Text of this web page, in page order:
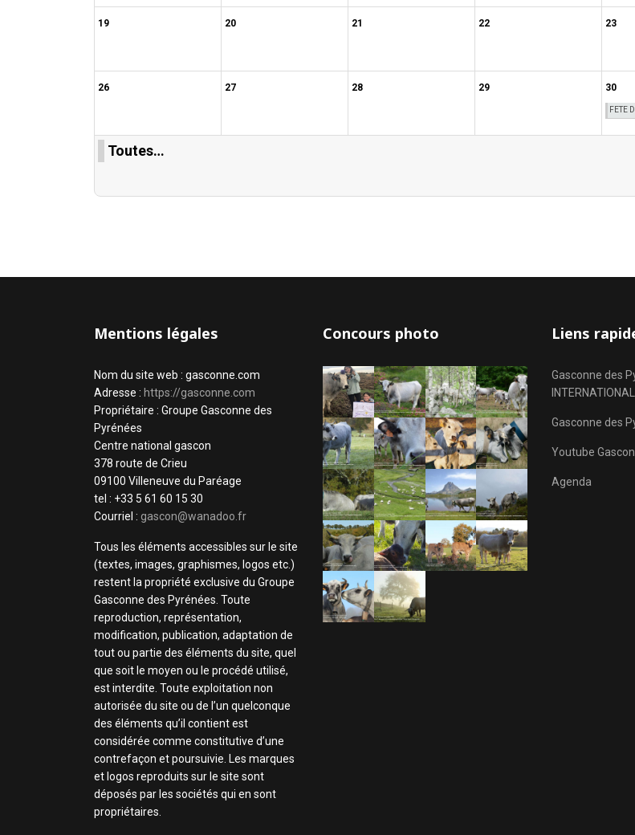
19 20 21 22 23
26 27 28 29 30
FETE
Toutes…
Mentions légales
Nom du site web : gasconne.com
Adresse : https://gasconne.com
Propriétaire : Groupe Gasconne des
Pyrénées
Centre national gascon
378 route de Crieu
09100 Villeneuve du Paréage
tel : +33 5 61 60 15 30
Courriel : gascon@wanadoo.fr
Tous les éléments accessibles sur le site
(textes, images, graphismes, logos etc.)
restent la propriété exclusive du Groupe
Gasconne des Pyrénées. Toute
reproduction, représentation,
modification, publication, adaptation de
tout ou partie des éléments du site, quel
que soit le moyen ou le procédé utilisé,
est interdite. Toute exploitation non
autorisée du site ou de l’un quelconque
des éléments qu’il contient est
considérée comme constitutive d’une
contrefaçon et poursuivie. Les marques
et logos reproduits sur le site sont
déposés par les sociétés qui en sont
propriétaires.
Concours photo Liens
Gasconne des
INTERNATIONAL
Gasconne des
Youtube
Agenda